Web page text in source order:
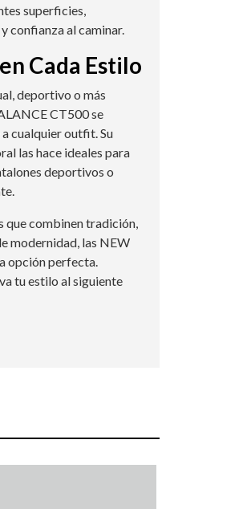
superficies,
confianza al caminar.
Cada Estilo
deportivo o más
CT500 se
cualquier outfit. Su
las hace ideales para
deportivos o
que combinen tradición,
modernidad, las NEW
opción perfecta.
tu estilo al siguiente